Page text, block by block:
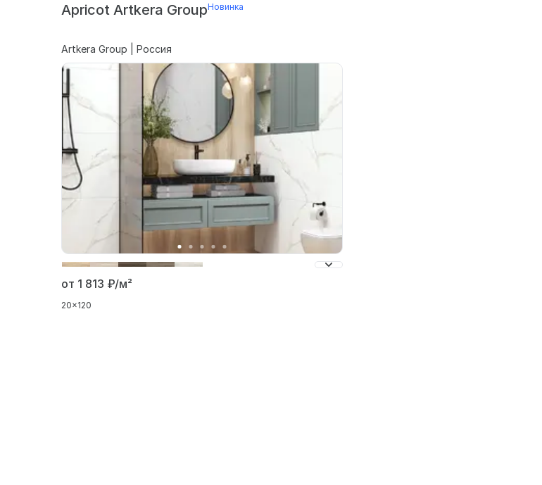
Apricot Artkera GroupНовинка
Artkera Group | Россия
от 1 813 ₽/м²
20x120